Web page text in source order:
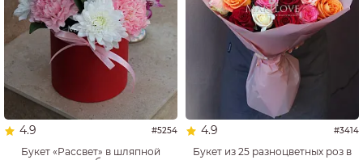
4.9 #5254
Букет «Рассвет» в шляпной
4.9 #3414
Букет из 25 разноцветных роз в